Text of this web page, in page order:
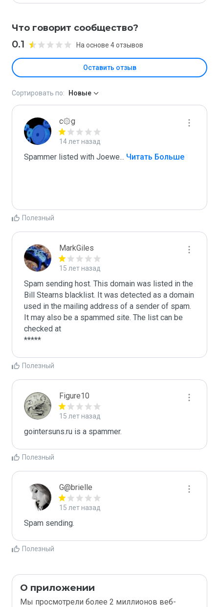
Что говорит сообщество?
0.1 На основе 4 отзывов
Оставить отзыв
Сортировать по: Новые
c۞g
14 лет назад
Spammer listed with Joewe... Читать Больше
Полезный
MarkGiles
15 лет назад
Spam sending host. This domain was listed in the
Bill Stearns blacklist. It was detected as a domain
used in the mailing address of a sender of spam.
It may also be a spammed site. The list can be
checked at
Полезный
Figure10
15 лет назад
gointersuns.ru is a spammer.
Полезный
G@brielle
15 лет назад
Spam sending.
Полезный
О приложении
Мы просмотрели более 2 миллионов веб-